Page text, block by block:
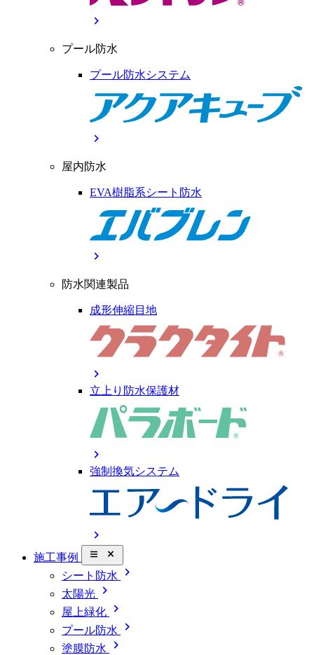
chevron_right
プール防水
プール防水システム
chevron_right
屋内防水
EVA樹脂系シート防水
chevron_right
防水関連製品
成形伸縮目地
chevron_right
立上り防水保護材
chevron_right
強制換気システム
chevron_right
施工事例 close_small
シート防水 chevron_right
太陽光 chevron_right
屋上緑化 chevron_right
プール防水 chevron_right
塗膜防水 chevron_right